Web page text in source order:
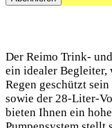
Der Reimo Trink-
ein idealer Begleiter,
Regen geschützt
sowie der 28-Liter-
bieten Ihnen ein